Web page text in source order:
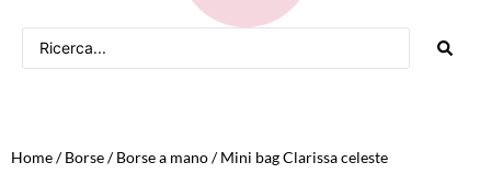
Home/Borse/Borse a mano/ Mini bag Clarissa celeste